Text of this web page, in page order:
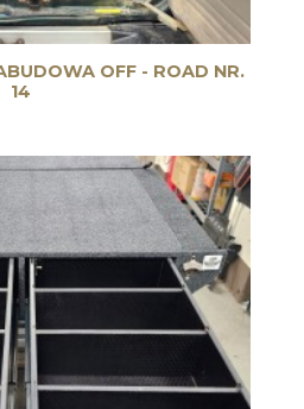
OFF - ROAD NR.
14